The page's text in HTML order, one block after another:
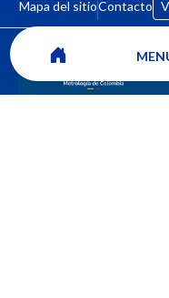
Mapa del sitioContacto